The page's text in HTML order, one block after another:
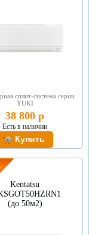
сплит-система серии
YUKI
38 800 р
Есть в наличии
Kentatsu
(до 50м2)